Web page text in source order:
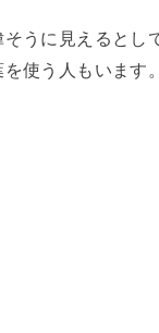
そうに見えるとし
使う人もいます。